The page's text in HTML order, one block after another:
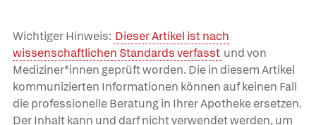
Wichtiger Hinweis: Dieser Artikel ist nach
wissenschaftlichen Standards verfasst und von
Mediziner*innen geprüft worden. Die in diesem Artikel
kommunizierten Informationen können auf keinen Fall
die professionelle Beratung in Ihrer Apotheke ersetzen.
Der Inhalt kann und darf nicht verwendet werden, um